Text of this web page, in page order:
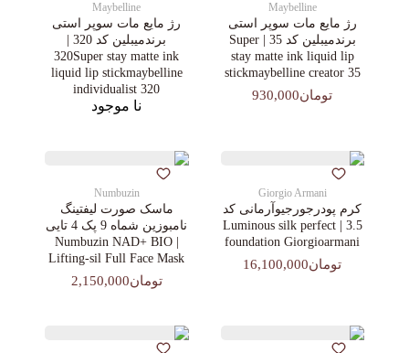
Maybelline
رژ مایع مات سوپر استی‌
برندمیبلین کد 35 | Super
stay matte ink liquid lip
stickmaybelline creator 35
تومان930,000
Maybelline
رژ مایع مات سوپر استی‌
برندمیبلین کد 320 |
320Super stay matte ink
liquid lip stickmaybelline
individualist 320
نا موجود
Giorgio Armani
کرم پودرجورجیوآرمانی کد
3.5 | Luminous silk perfect
foundation Giorgioarmani
تومان16,100,000
Numbuzin
ماسک صورت لیفتینگ
نامبوزین شماه 9 پک 4 تایی
| Numbuzin NAD+ BIO
Lifting-sil Full Face Mask
تومان2,150,000